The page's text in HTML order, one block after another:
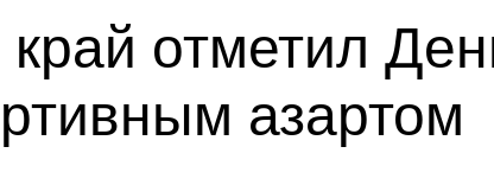
отметил
азартом